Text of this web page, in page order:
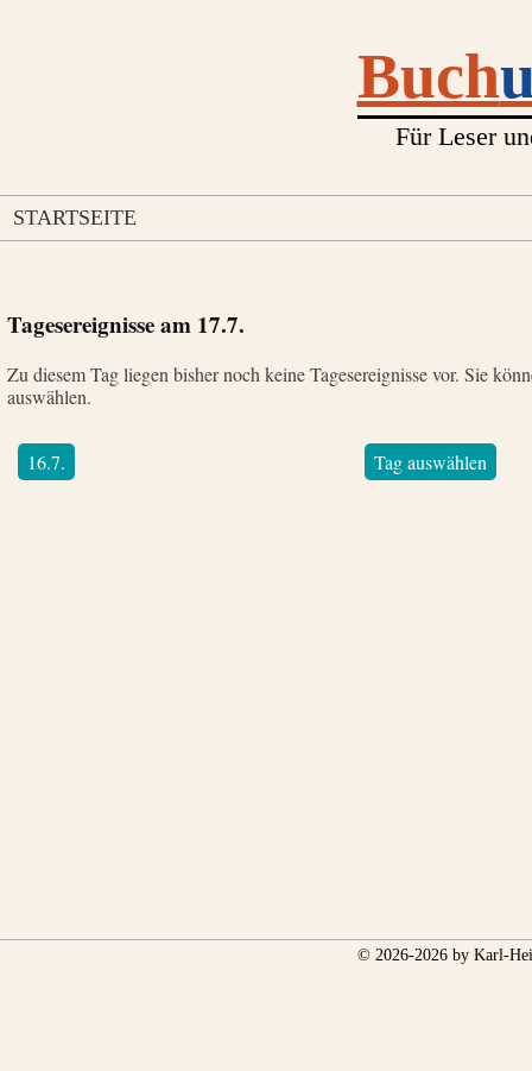
Buch
Für Leser
STARTSEITE
Tagesereignisse am 17.7.
Zu diesem Tag liegen bisher noch keine Tagesereignisse vor. Sie
auswählen.
16.7. Tag auswählen
© 2026-2026 by Karl-